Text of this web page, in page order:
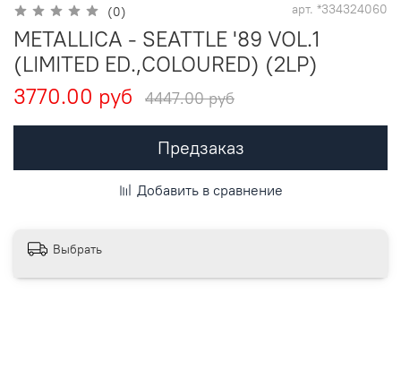
(0) арт. *334324060
METALLICA - SEATTLE '89 VOL.1
(LIMITED ED.,COLOURED) (2LP)
3770.00 руб
4447.00 руб
Предзаказ
Добавить в сравнение
Выбрать